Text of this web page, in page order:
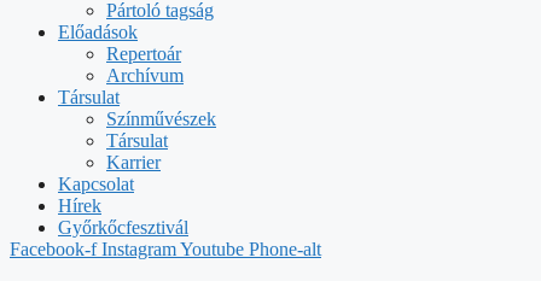
Pártoló tagság
Előadások
Repertoár
Archívum
Társulat
Színművészek
Társulat
Karrier
Kapcsolat
Hírek
Győrkőcfesztivál
Facebook-f InstagramYoutube Phone-alt